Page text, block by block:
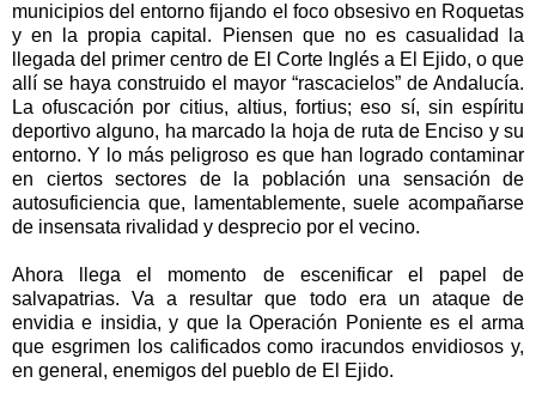
municipios del entorno fijando el foco obsesivo en Roquetas
y en la propia capital. Piensen que no es casualidad la
llegada del primer centro de El Corte Inglés a El Ejido, o que
allí se haya construido el mayor “rascacielos” de Andalucía.
La ofuscación por citius, altius, fortius; eso sí, sin espíritu
deportivo alguno, ha marcado la hoja de ruta de Enciso y su
entorno. Y lo más peligroso es que han logrado contaminar
en ciertos sectores de la población una sensación de
autosuficiencia que, lamentablemente, suele acompañarse
de insensata rivalidad y desprecio por el vecino.
Ahora llega el momento de escenificar el papel de
salvapatrias. Va a resultar que todo era un ataque de
envidia e insidia, y que la Operación Poniente es el arma
que esgrimen los calificados como iracundos envidiosos y,
en general, enemigos del pueblo de El Ejido.